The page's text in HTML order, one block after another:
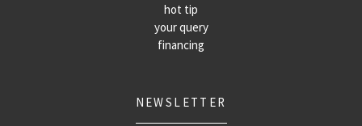
hot tip
your query
financing
NEWSLETTER